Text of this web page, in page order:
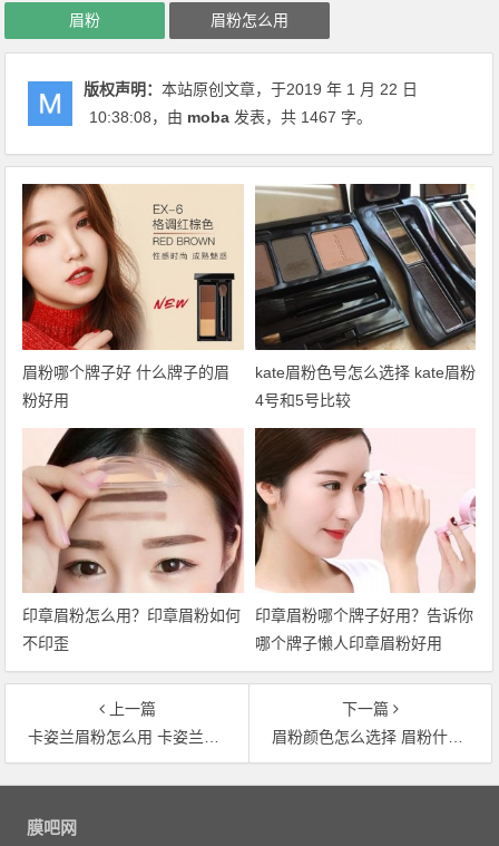
眉粉 眉粉怎么用
版权声明：本站原创文章，于2019 年 1 月 22 日
10:38:08，由 moba 发表，共 1467 字。
眉粉哪个牌子好 什么牌子的眉
粉好用
kate眉粉色号怎么选择 kate眉粉
4号和5号比较
印章眉粉怎么用？印章眉粉如何
不印歪
印章眉粉哪个牌子好用？告诉你
哪个牌子懒人印章眉粉好用
上一篇
卡姿兰眉粉怎么用 卡姿兰三色双效眉粉画眉教程
下一篇
眉粉颜色怎么选择 眉粉什么颜色比较好
文章导航
膜吧网